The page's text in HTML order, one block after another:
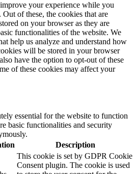
your experience while you
of these, the cookies that are
on your browser as they are
functionalities of the website. We
help us analyze and understand how
will be stored in your browser
have the option to opt-out of these
of these cookies may affect your
essential for the website to function
basic functionalities and security
Description
This cookie is set by GDPR Cookie
Consent plugin. The cookie is used